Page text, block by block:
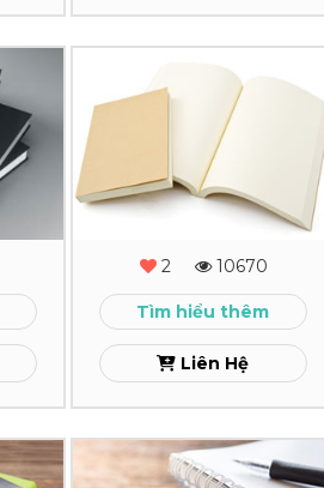
Xem
Sổ
Dán
Xem
2 10670
Tìm hiểu thêm
Liên Hệ
In